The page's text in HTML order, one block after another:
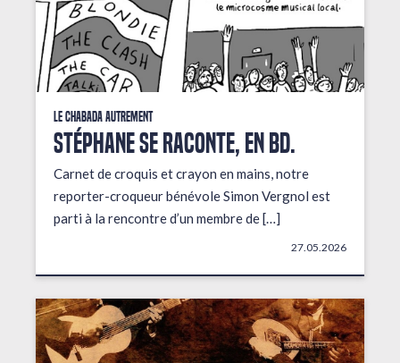
Le Chabada autrement
STÉPHANE SE RACONTE, EN BD.
Carnet de croquis et crayon en mains, notre
reporter-croqueur bénévole Simon Vergnol est
parti à la rencontre d’un membre de […]
27.05.2026